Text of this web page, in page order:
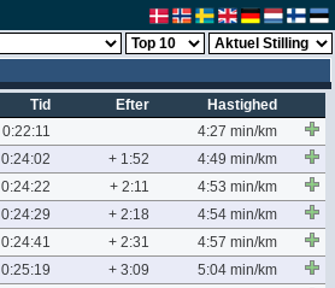
Tid Efter
Hastighed
0:22:11
4:27 min/km
0:24:02 + 1:52
4:49 min/km
0:24:22 + 2:11
4:53 min/km
0:24:29 + 2:18
4:54 min/km
0:24:41 + 2:31
4:57 min/km
0:25:19 + 3:09
5:04 min/km